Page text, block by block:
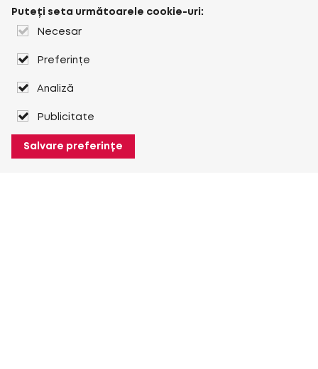
Puteți seta următoarele cookie-uri:
Necesar
Preferințe
Analiză
Publicitate
Salvare preferințe